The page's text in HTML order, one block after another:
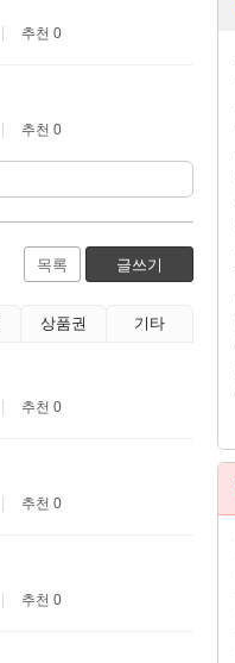
추천 0
추천 0
목록 글쓰기
상품권 기타
추천 0
추천 0
추천 0